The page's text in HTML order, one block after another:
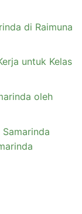
di Raimuna
untuk Kelas
oleh
Samarinda